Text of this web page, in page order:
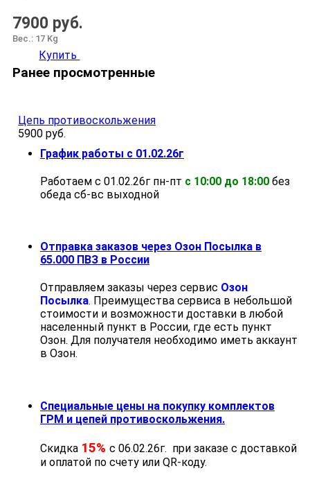
7900 руб.
Вес.: 17 Kg
Купить
Ранее просмотренные
Цепь противоскольжения
5900 руб.
График работы с 01.02.26г
Работаем с 01.02.26г пн-пт с 10:00 до 18:00 без
обеда cб-вс выходной
Отправка заказов через Озон Посылка в
65.000 ПВЗ в России
Отправляем заказы через сервис Озон
Посылка. Преимущества сервиса в небольшой
стоимости и возможности доставки в любой
населенный пункт в России, где есть пункт
Озон. Для получателя необходимо иметь аккаунт
в Озон.
Специальные цены на покупку комплектов
ГРМ и цепей противоскольжения.
Скидка 15% с 06.02.26г. при заказе с доставкой
и оплатой по счету или QR-коду.